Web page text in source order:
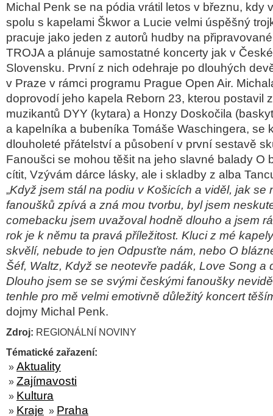
Michal Penk se na pódia vrátil letos v březnu, kdy
spolu s kapelami Škwor a Lucie velmi úspěšný
pracuje jako jeden z autorů hudby na
TROJA a plánuje samostatné koncerty jak v
Slovensku. První z nich odehraje po dlouhých
v Praze v rámci programu Prague Open Air.
doprovodí jeho kapela Reborn 23, kterou postavil
muzikantů DYY (kytara) a Honzy Doskočila
a kapelníka a bubeníka Tomáše Waschingera, se
dlouholeté přátelství a působení v první sestavě
Fanoušci se mohou těšit na jeho slavné balady O
cítit, Vzývám dárce lásky, ale i skladby z alba
„Když jsem stál na podiu v Košicích a viděl, jak se
fanoušků zpívá a zná mou tvorbu, byl jsem
comebacku jsem uvažoval hodně dlouho a jsem
rok je k němu ta pravá příležitost. Kluci z mé
skvělí, nebude to jen Odpusťte nám, nebo O
Šéf, Waltz, Když se neotevře padák, Love Song a
Dlouho jsem se se svými českými fanoušky
tenhle pro mě velmi emotivně důležitý koncert
dojmy Michal Penk.
Zdroj: REGIONÁLNÍ NOVINY
Tématické zařazení:
» Aktuality
» Zajímavosti
» Kultura
» Kraje » Praha